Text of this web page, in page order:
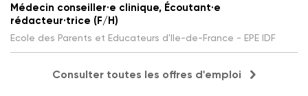
Médecin conseiller·e clinique, Écoutant·e
rédacteur·trice (F/H)
Ecole des Parents et Educateurs d'Ile-de-France - EPE IDF
Consulter toutes les offres d'emploi